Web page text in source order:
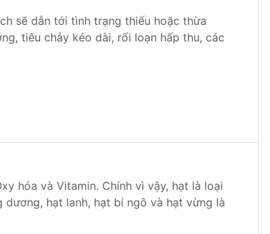
sẽ dẫn tới tình trạng thiếu hoặc thừa
tiêu chảy kéo dài, rối loạn hấp thu, các
hóa và Vitamin. Chính vì vậy, hạt là loại
hạt lanh, hạt bí ngô và hạt vừng là